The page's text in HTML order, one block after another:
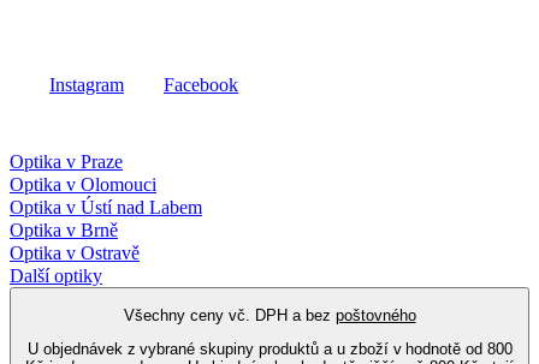
Instagram Facebook
Optika v Praze
Optika v Olomouci
Optika v Ústí nad Labem
Optika v Brně
Optika v Ostravě
Další optiky
Všechny ceny vč. DPH a bez poštovného
U objednávek z vybrané skupiny produktů a u zboží v hodnotě od 800